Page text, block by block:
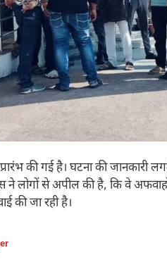
की गई है। घटना की जानकारी
ने लोगों से अपील की है, कि वे
की जा रही है।